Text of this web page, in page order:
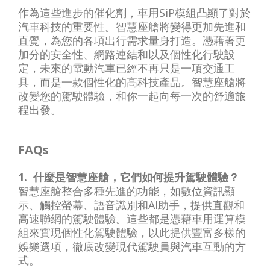
作為這些進步的催化劑，車用SiP模組凸顯了對於
汽車科技的重要性。智慧座艙將變得更加先進和
直覺，為您的各項出行需求量身打造。憑藉著更
加分的安全性、網路連結和以及個性化行駛設
定，未來的電動汽車已經不再只是一項交通工
具，而是一款個性化的高科技產品。智慧座艙將
改變您的駕駛體驗，和你一起向每一次的舒適旅
程出發。
FAQs
1. 什麼是智慧座艙，它們如何提升駕駛體驗？
智慧座艙整合多種先進的功能，如數位資訊顯
示、觸控螢幕、語音識別和AI助手，提供直觀和
高速聯網的駕駛體驗。這些都是憑藉車用運算模
組來實現個性化駕駛體驗，以此提供豐富多樣的
娛樂選項，徹底改變現代駕駛員與汽車互動的方
式。